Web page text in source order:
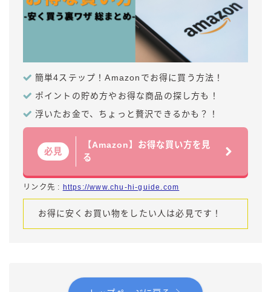
簡単4ステップ！Amazonでお得に買う方法！
ポイントの貯め方やお得な商品の探し方も！
浮いたお金で、ちょっと贅沢できるかも？！
必見
【Amazon】お得な買い方を見
る
リンク先 : https://www.chu-hi-guide.com
お得に安くお買い物をしたい人は必見です！